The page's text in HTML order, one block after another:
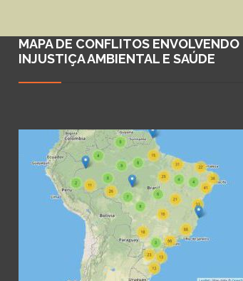
MAPA DE CONFLITOS ENVOLVENDO
INJUSTIÇA AMBIENTAL E SAÚDE